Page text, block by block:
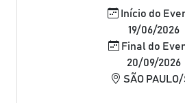
Início do
19/06/2026
Final do
20/09/2026
SÃO